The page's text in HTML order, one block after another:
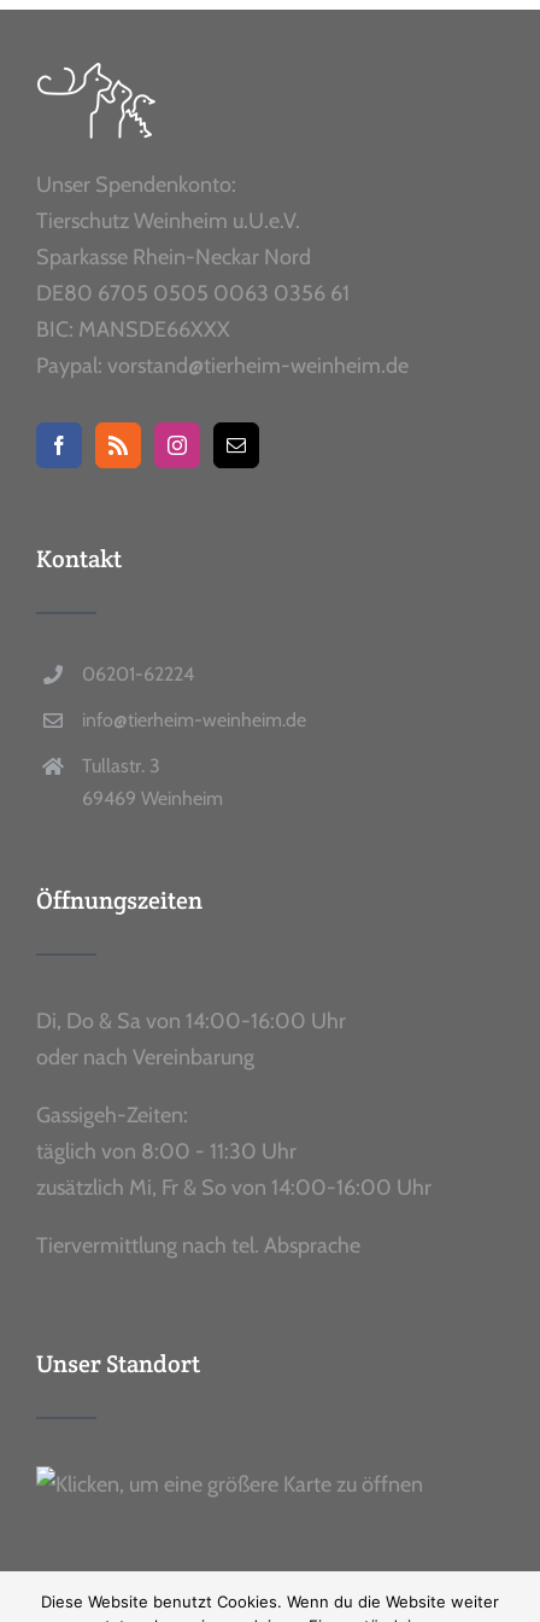
Unser Spendenkonto:
Tierschutz Weinheim u.U.e.V.
Sparkasse Rhein-Neckar Nord
DE80 6705 0505 0063 0356 61
BIC: MANSDE66XXX
Paypal: vorstand@tierheim-weinheim.de
Kontakt
06201-62224
info@tierheim-weinheim.de
Tullastr. 3
69469 Weinheim
Öffnungszeiten
Di, Do & Sa von 14:00-16:00 Uhr
oder nach Vereinbarung
Gassigeh-Zeiten:
täglich von 8:00 - 11:30 Uhr
zusätzlich Mi, Fr & So von 14:00-16:00 Uhr
Tiervermittlung nach tel. Absprache
Unser Standort
Diese Website benutzt Cookies. Wenn du die Website weiter